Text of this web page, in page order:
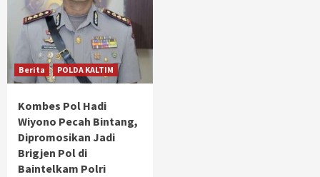
Berita POLDA KALTIM
Kombes Pol Hadi
Wiyono Pecah Bintang,
Dipromosikan Jadi
Brigjen Pol di
Baintelkam Polri